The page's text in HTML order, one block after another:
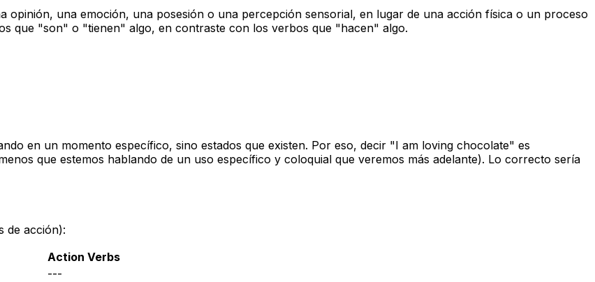
opinión, una emoción, una posesión o una percepción sensorial, en lugar de una acción física o un proceso
que "son" o "tienen" algo, en contraste con los verbos que "hacen" algo.
en un momento específico, sino estados que existen. Por eso, decir "I am loving chocolate" es
que estemos hablando de un uso específico y coloquial que veremos más adelante). Lo correcto sería
de acción):
Action Verbs
---